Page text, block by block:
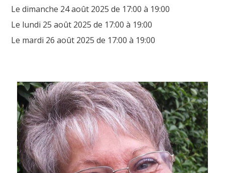
Le dimanche 24 août 2025 de 17:00 à 19:00
Le lundi 25 août 2025 de 17:00 à 19:00
Le mardi 26 août 2025 de 17:00 à 19:00